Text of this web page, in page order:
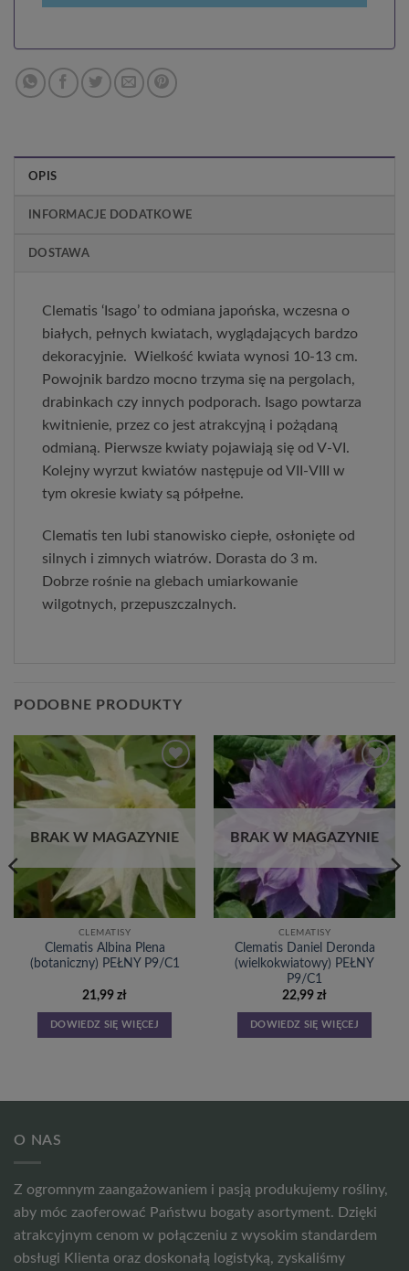
OPIS
INFORMACJE DODATKOWE
DOSTAWA
Clematis ‘Isago’ to odmiana japońska, wczesna o
białych, pełnych kwiatach, wyglądających bardzo
dekoracyjnie. Wielkość kwiata wynosi 10-13 cm.
Powojnik bardzo mocno trzyma się na pergolach,
drabinkach czy innych podporach. Isago powtarza
kwitnienie, przez co jest atrakcyjną i pożądaną
odmianą. Pierwsze kwiaty pojawiają się od V-VI.
Kolejny wyrzut kwiatów następuje od VII-VIII w
tym okresie kwiaty są półpełne.
Clematis ten lubi stanowisko ciepłe, osłonięte od
silnych i zimnych wiatrów. Dorasta do 3 m.
Dobrze rośnie na glebach umiarkowanie
wilgotnych, przepuszczalnych.
PODOBNE PRODUKTY
Dodaj
do
listy
BRAK W MAGAZYNIE
CLEMATISY
Clematis Albina Plena
(botaniczny) PEŁNY P9/C1
21,99 zł
DOWIEDZ SIĘ WIĘCEJ
Dodaj
do
listy
BRAK W MAGAZYNIE
CLEMATISY
Clematis Daniel Deronda
(wielkokwiatowy) PEŁNY
P9/C1
22,99 zł
DOWIEDZ SIĘ WIĘCEJ
O NAS
Z ogromnym zaangażowaniem i pasją produkujemy rośliny,
aby móc zaoferować Państwu bogaty asortyment. Dzięki
atrakcyjnym cenom w połączeniu z wysokim standardem
obsługi Klienta oraz doskonałą logistyką, zyskaliśmy